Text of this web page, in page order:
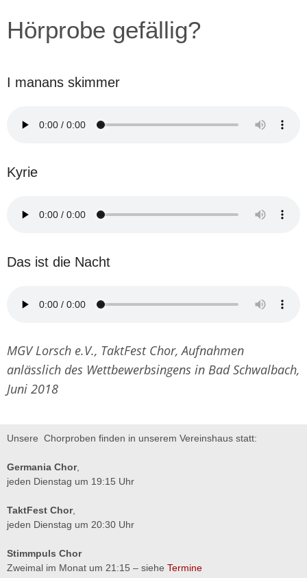
Hörprobe gefällig?
I manans skimmer
Kyrie
Das ist die Nacht
MGV Lorsch e.V., TaktFest Chor, Aufnahmen
anlässlich des Wettbewerbsingens in Bad Schwalbach,
Juni 2018
Unsere Chorproben finden in unserem Vereinshaus statt:
Germania Chor,
jeden Dienstag um 19:15 Uhr
TaktFest Chor,
jeden Dienstag um 20:30 Uhr
Stimmpuls Chor
Zweimal im Monat um 21:15 – siehe Termine